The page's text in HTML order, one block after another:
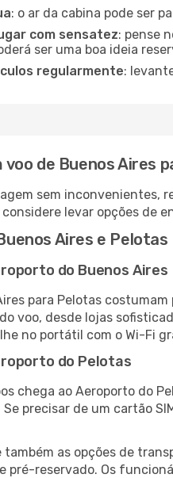
: o ar da cabina pode ser
com sensatez: pense
ser uma boa ideia
regularmente:
voo de Buenos Aires
sem inconvenientes,
considere levar opções de
Aires e Pelotas
do Buenos Aires
para Pelotas
voo, desde lojas
no portátil com o Wi-Fi
do Pelotas
chega ao Aeroporto do
precisar de um cartão
também as opções de
pré-reservado. Os